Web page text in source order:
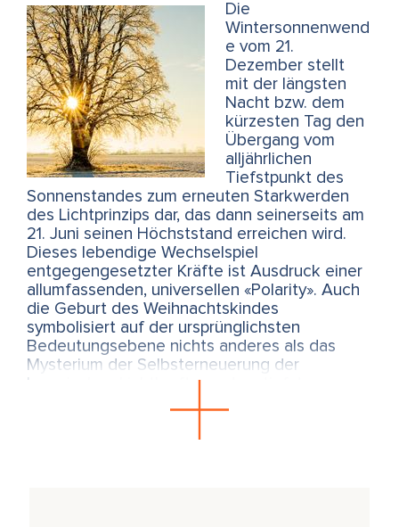
Die
Wintersonnenwend
e vom 21.
Dezember stellt
mit der längsten
Nacht bzw. dem
kürzesten Tag den
Übergang vom
alljährlichen
Tiefstpunkt des
Sonnenstandes zum erneuten Starkwerden
des Lichtprinzips dar, das dann seinerseits am
21. Juni seinen Höchststand erreichen wird.
Dieses lebendige Wechselspiel
entgegengesetzter Kräfte ist Ausdruck einer
allumfassenden, universellen «Polarity». Auch
die Geburt des Weihnachtskindes
symbolisiert auf der ursprünglichsten
Bedeutungsebene nichts anderes als das
Mysterium der Selbsterneuerung der
kosmischen Lichtkraft aus dem tiefsten